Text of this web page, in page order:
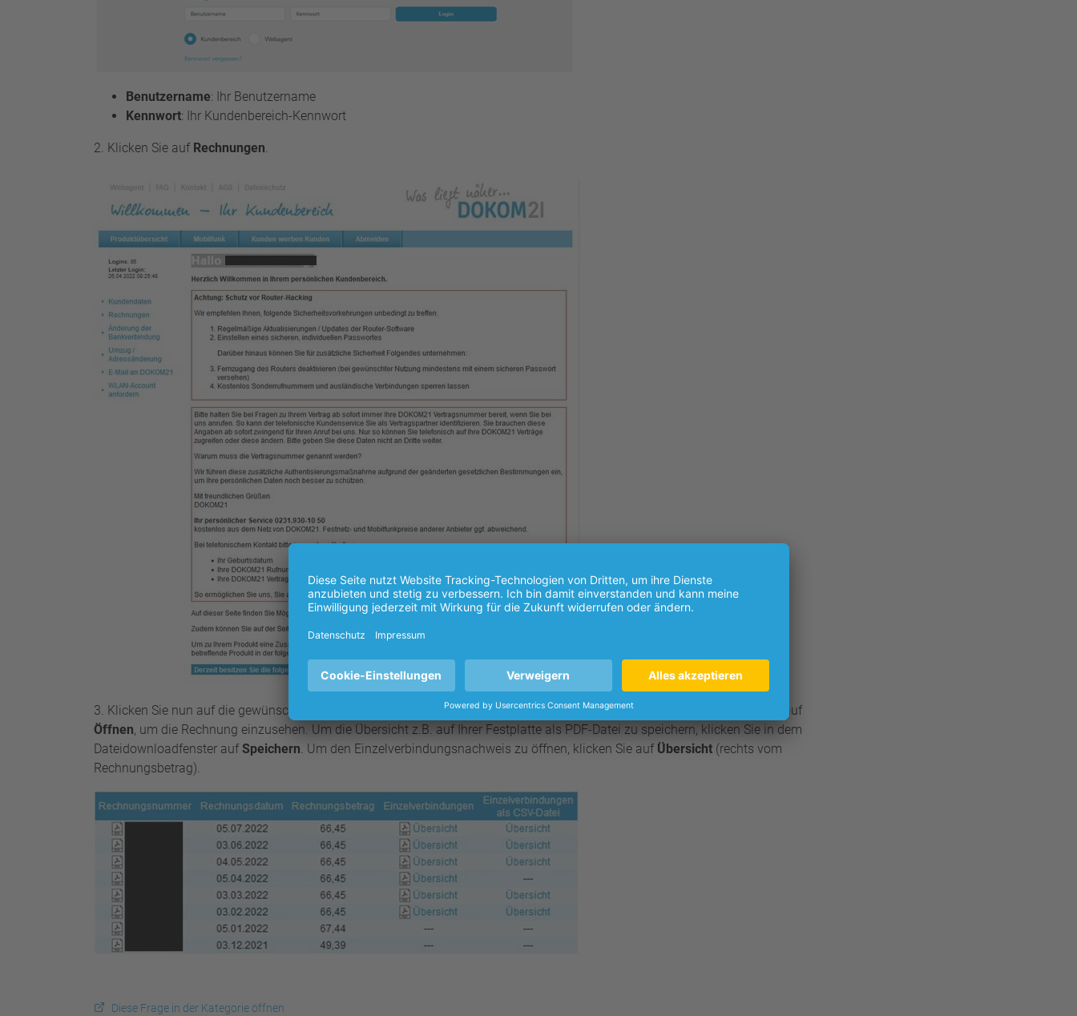
Benutzername: Ihr Benutzername
Kennwort: Ihr Kundenbereich-Kennwort
2. Klicken Sie auf Rechnungen.
3. Klicken Sie nun auf die gewünschte
und anschließend in dem sich öffnenden Dateidownloadfenster auf
Öffnen, um die Rechnung einzusehen. Um die Übersicht z.B. auf Ihrer Festplatte als PDF-Datei zu speichern, klicken Sie in dem
Dateidownloadfenster aufSpeichern. Um den Einzelverbindungsnachweis zu öffnen, klicken Sie auf Übersicht (rechts vom
Rechnungsbetrag).
Diese Frage in der Kategorie öffnen